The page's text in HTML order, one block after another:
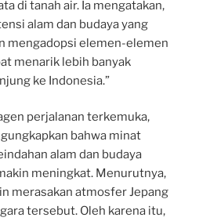
di tanah air. Ia mengatakan,
alam dan budaya yang
mengadopsi elemen-elemen
menarik lebih banyak
ke Indonesia.”
perjalanan terkemuka,
bahwa minat
alam dan budaya
meningkat. Menurutnya,
merasakan atmosfer Jepang
tersebut. Oleh karena itu,